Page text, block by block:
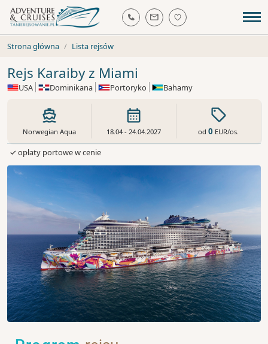
Strona główna Lista rejsów
Rejs Karaiby z Miami
USA Dominikana Portoryko Bahamy
Norwegian Aqua 18.04 - 24.04.2027 od0 EUR/os.
✓ opłaty portowe w cenie